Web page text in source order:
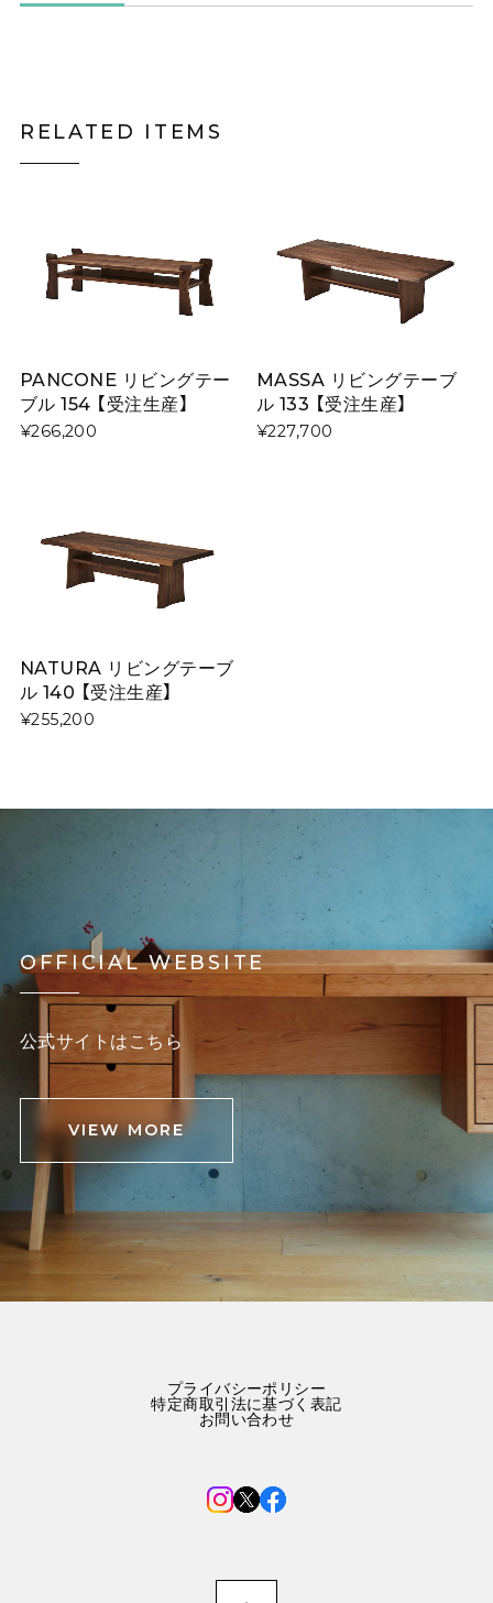
RELATED ITEMS
PANCONE リビングテー
ブル 154 【受注生産】
¥266,200
MASSA リビングテーブ
ル 133 【受注生産】
¥227,700
NATURA リビングテーブ
ル 140 【受注生産】
¥255,200
OFFICIAL WEBSITE
公式サイトはこちら
VIEW MORE
プライバシーポリシー
特定商取引法に基づく表記
お問い合わせ